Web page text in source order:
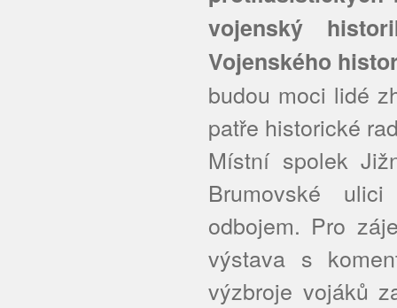
vojenský
Vojenského
budou moci lidé
patře historické
Místní spolek
Brumovské
odbojem. Pro
výstava s
výzbroje vojáků